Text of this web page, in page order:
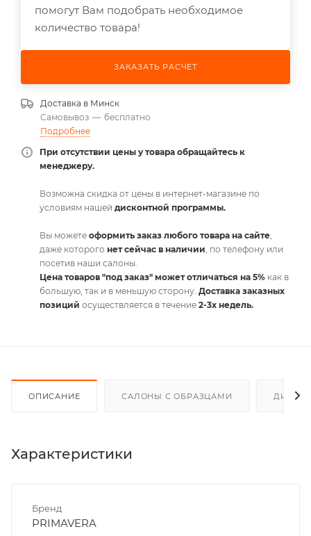
помогут Вам подобрать необходимое
количество товара!
ЗАКАЗАТЬ РАСЧЕТ
Доставка в Минск
Самовывоз — бесплатно
Подробнее
При отсутствии цены у товара обращайтесь к
менеджеру.
Возможна скидка от цены в интернет-магазине по
условиям нашей дисконтной программы.
Вы можете оформить заказ любого товара на сайте,
даже которого нет сейчас в наличии, по телефону или
посетив наши салоны.
Цена товаров "под заказ" может отличаться на 5% как в
большую, так и в меньшую сторону. Доставка заказных
позиций осуществляется в течение 2-3х недель.
ОПИСАНИЕ САЛОНЫ С ОБРАЗЦАМИ
Характеристики
Бренд
PRIMAVERA